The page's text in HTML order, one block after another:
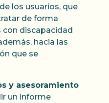
los usuarios, que
de forma
con discapacidad
hacia las
que se
y asesoramiento
un informe